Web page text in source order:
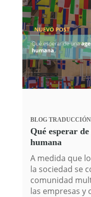
BLOG TRADUCCIÓN
Qué esperar
humana
A medida que
la sociedad se
comunidad
las empresas y